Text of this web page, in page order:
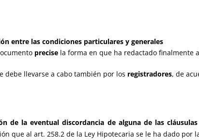
entre las condiciones particulares y generales
precise la forma en que ha redactado finalmente
debe llevarse a cabo también por los registradores, de
de la eventual discordancia de alguna de las
que al art. 258.2 de la Ley Hipotecaria se le ha dado por